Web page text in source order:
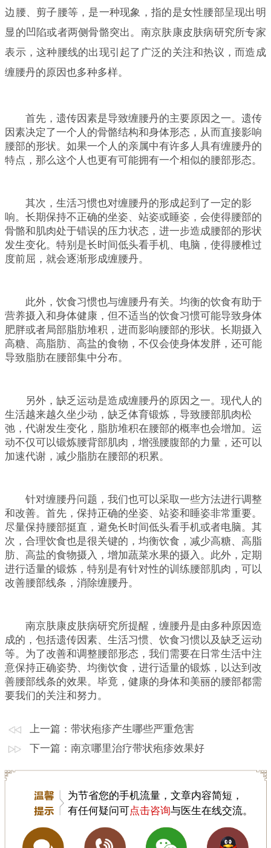
边腰、剪子腰等，是一种现象，指的是女性腰部呈现出明
显的凹陷或者两侧骨骼突出。南京肤康皮肤病研究所专家
表示，这种腰线的出现引起了广泛的关注和热议，而造成
缠腰丹的原因也多种多样。
首先，遗传因素是导致缠腰丹的主要原因之一。遗传
因素决定了一个人的骨骼结构和身体形态，从而直接影响
腰部的形状。如果一个人的亲属中有许多人具有缠腰丹的
特点，那么这个人也更有可能拥有一个相似的腰部形态。
其次，生活习惯也对缠腰丹的形成起到了一定的影
响。长期保持不正确的坐姿、站姿或睡姿，会使得腰部的
骨骼和肌肉处于错误的压力状态，进一步造成腰部的形状
发生变化。特别是长时间低头看手机、电脑，使得腰椎过
度前屈，就会逐渐形成缠腰丹。
此外，饮食习惯也与缠腰丹有关。均衡的饮食有助于
营养摄入和身体健康，但不适当的饮食习惯可能导致身体
肥胖或者局部脂肪堆积，进而影响腰部的形状。长期摄入
高糖、高脂肪、高盐的食物，不仅会使身体发胖，还可能
导致脂肪在腰部集中分布。
另外，缺乏运动是造成缠腰丹的原因之一。现代人的
生活越来越久坐少动，缺乏体育锻炼，导致腰部肌肉松
弛，代谢发生变化，脂肪堆积在腰部的概率也会增加。运
动不仅可以锻炼腰背部肌肉，增强腰腹部的力量，还可以
加速代谢，减少脂肪在腰部的积累。
针对缠腰丹问题，我们也可以采取一些方法进行调整
和改善。首先，保持正确的坐姿、站姿和睡姿非常重要。
尽量保持腰部挺直，避免长时间低头看手机或者电脑。其
次，合理饮食也是很关键的，均衡饮食，减少高糖、高脂
肪、高盐的食物摄入，增加蔬菜水果的摄入。此外，定期
进行适量的锻炼，特别是有针对性的训练腰部肌肉，可以
改善腰部线条，消除缠腰丹。
南京肤康皮肤病研究所提醒，缠腰丹是由多种原因造
成的，包括遗传因素、生活习惯、饮食习惯以及缺乏运动
等。为了改善和调整腰部形态，我们需要在日常生活中注
意保持正确姿势、均衡饮食，进行适量的锻炼，以达到改
善腰部线条的效果。毕竟，健康的身体和美丽的腰部都需
要我们的关注和努力。
上一篇： 带状疱疹产生哪些严重危害
下一篇： 南京哪里治疗带状疱疹效果好
为节省您的手机流量，文章内容简短，
有任何疑问可点击咨询与医生在线交流。